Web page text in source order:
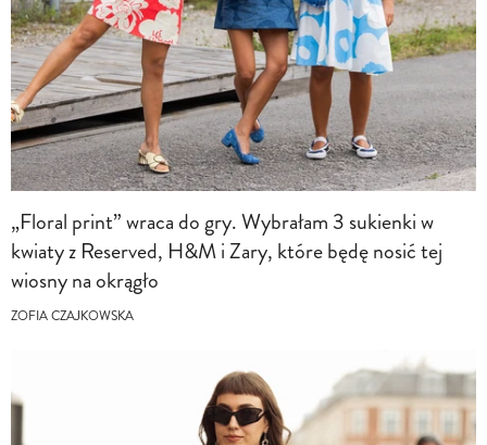
„Floral print” wraca do gry. Wybrałam 3 sukienki w
kwiaty z Reserved, H&M i Zary, które będę nosić tej
wiosny na okrągło
ZOFIA CZAJKOWSKA